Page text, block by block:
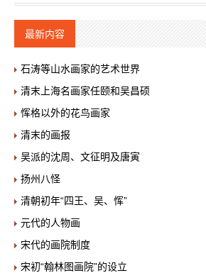
最新内容
石涛等山水画家的艺术世界
清末上海名画家任颐和吴昌硕
恽格以外的花鸟画家
清末的画报
吴派的沈周、文征明及唐寅
扬州八怪
清朝初年“四王、吴、恽”
元代的人物画
宋代的画院制度
宋初“翰林图画院”的设立